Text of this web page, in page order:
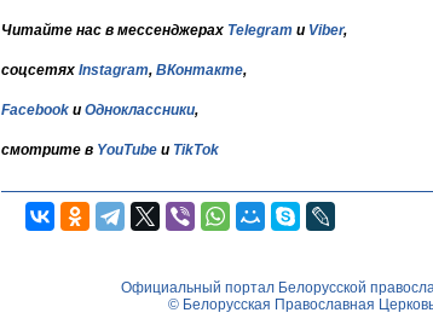
Читайте нас в мессенджерах Telegram и Viber,
соцсетях Instagram, ВКонтакте,
Facebook и Одноклассники,
смотрите в YouTube и TikTok
Официальный портал Белорусской
© Белорусская Православная